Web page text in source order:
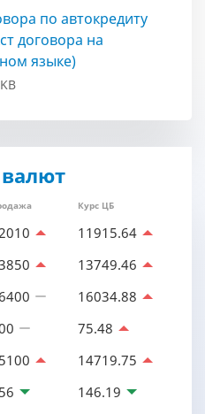
по автокредиту
договора на
языке)
Курс ЦБ
11915.64
13749.46
16034.88
75.48
14719.75
146.19